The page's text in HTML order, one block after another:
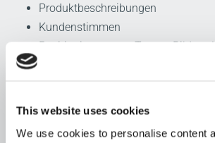
This website uses cookies
We use cookies to personalise content
Produktbeschreibungen
Kundenstimmen
Positionierung von Texten, Bildern,